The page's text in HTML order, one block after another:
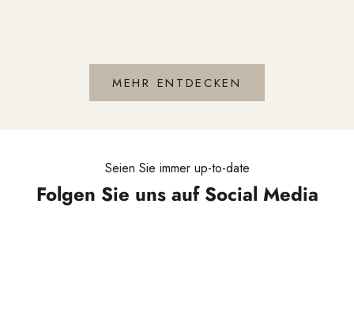
MEHR ENTDECKEN
Seien Sie immer up-to-date
Folgen Sie uns auf Social Media